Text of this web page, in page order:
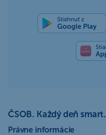
ČSOB. Každý deň smart.
Právne informácie